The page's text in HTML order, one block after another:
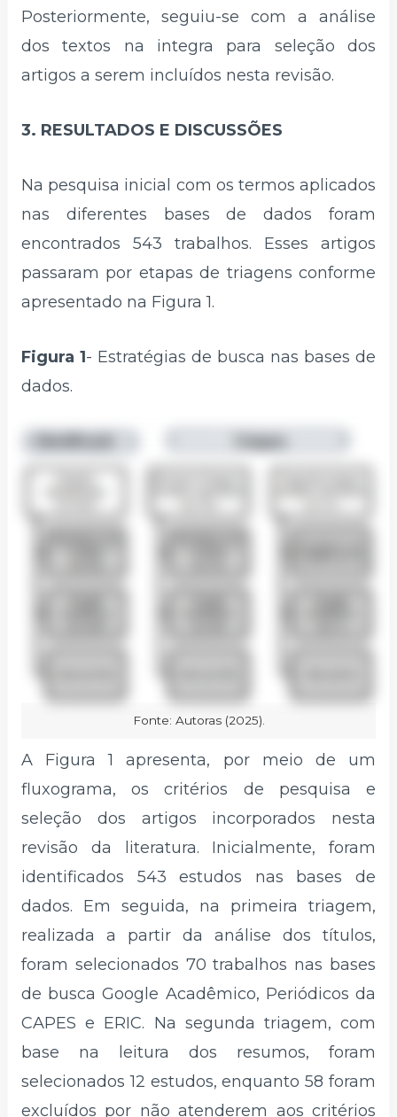
Posteriormente, seguiu-se com a análise
dos textos na integra para seleção dos
artigos a serem incluídos nesta revisão.
3. RESULTADOS E DISCUSSÕES
Na pesquisa inicial com os termos aplicados
nas diferentes bases de dados foram
encontrados 543 trabalhos. Esses artigos
passaram por etapas de triagens conforme
apresentado na Figura 1.
Figura 1- Estratégias de busca nas bases de
dados.
Fonte: Autoras (2025).
A Figura 1 apresenta, por meio de um
fluxograma, os critérios de pesquisa e
seleção dos artigos incorporados nesta
revisão da literatura. Inicialmente, foram
identificados 543 estudos nas bases de
dados. Em seguida, na primeira triagem,
realizada a partir da análise dos títulos,
foram selecionados 70 trabalhos nas bases
de busca Google Acadêmico, Periódicos da
CAPES e ERIC. Na segunda triagem, com
base na leitura dos resumos, foram
selecionados 12 estudos, enquanto 58 foram
excluídos por não atenderem aos critérios